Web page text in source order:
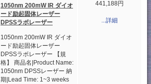
1050nm 200mW IR ダイオ
ード励起固体レーザー
DPSSラボレーザー
1050nm 200mW IR ダイオ
ード励起固体レーザー
DPSSラボレーザー 【規
格】 商品名|Product Name:
1050nm DPSSレーザー 納
期|Lead Time: 1~3 weeks
441,188円
...詳細